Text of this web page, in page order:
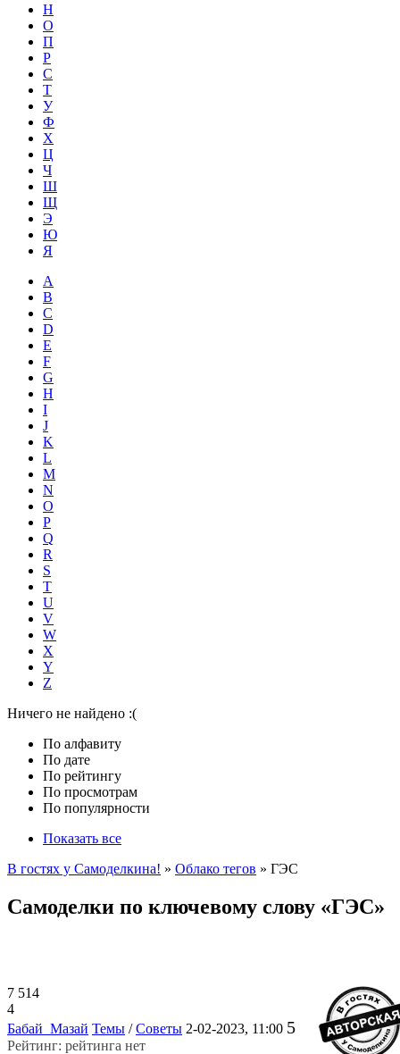
Н
О
П
Р
С
Т
У
Ф
Х
Ц
Ч
Ш
Щ
Э
Ю
Я
A
B
C
D
E
F
G
H
I
J
K
L
M
N
O
P
Q
R
S
T
U
V
W
X
Y
Z
Ничего не найдено :(
По алфавиту
По дате
По рейтингу
По просмотрам
По популярности
Показать все
В гостях у Самоделкина! » Облако тегов » ГЭС
Самоделки по ключевому слову «ГЭС»
7 514
4
Бабай_Мазай Темы /Советы 2-02-2023, 11:00 5
Рейтинг: рейтинга нет